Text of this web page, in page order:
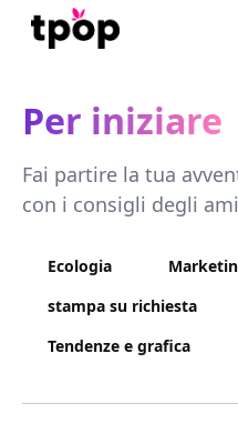
Per iniziare
Fai partire la tua
con i consigli degli
Ecologia
stampa su richiesta
Tendenze e grafica